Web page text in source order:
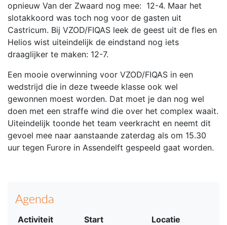
opnieuw Van der Zwaard nog mee: 12-4. Maar het
slotakkoord was toch nog voor de gasten uit
Castricum. Bij VZOD/FIQAS leek de geest uit de fles en
Helios wist uiteindelijk de eindstand nog iets
draaglijker te maken: 12-7.
Een mooie overwinning voor VZOD/FIQAS in een
wedstrijd die in deze tweede klasse ook wel
gewonnen moest worden. Dat moet je dan nog wel
doen met een straffe wind die over het complex waait.
Uiteindelijk toonde het team veerkracht en neemt dit
gevoel mee naar aanstaande zaterdag als om 15.30
uur tegen Furore in Assendelft gespeeld gaat worden.
Agenda
Activiteit Start
Locatie